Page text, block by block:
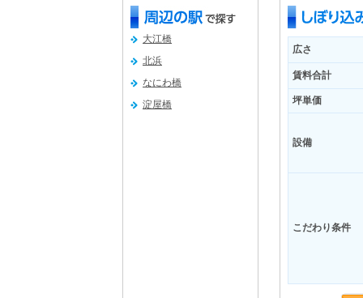
大江橋
北浜
なにわ橋
淀屋橋
広さ
賃料合計
坪単価
設備
こだわり条件